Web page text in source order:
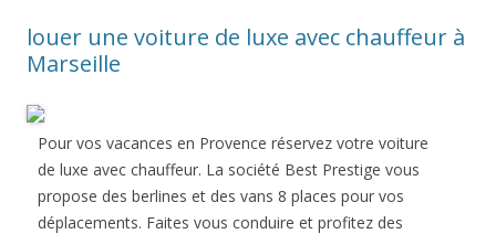
louer une voiture de luxe avec chauffeur à
Marseille
Pour vos vacances en Provence réservez votre voiture
de luxe avec chauffeur. La société Best Prestige vous
propose des berlines et des vans 8 places pour vos
déplacements. Faites vous conduire et profitez des